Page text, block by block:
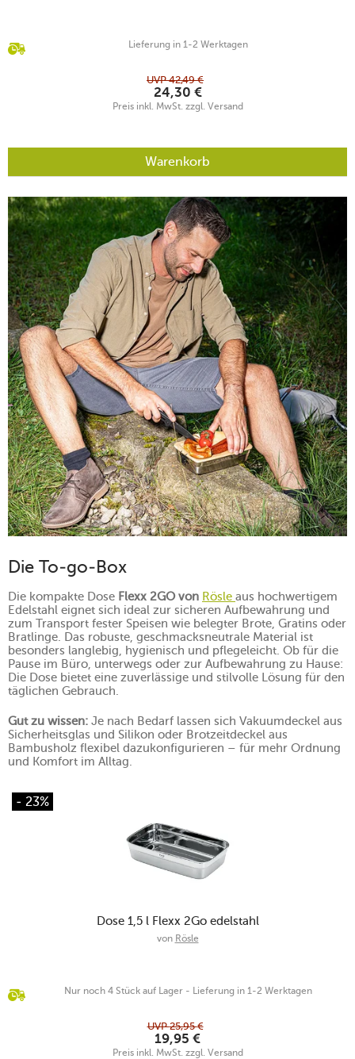
Lieferung in 1-2 Werktagen
UVP42,49 €
24,30 €
Preis inkl. MwSt. zzgl. Versand
Warenkorb
Die To-go-Box
Die kompakte Dose Flexx 2GO von Rösle aus hochwertigem
Edelstahl eignet sich ideal zur sicheren Aufbewahrung und
zum Transport fester Speisen wie belegter Brote, Gratins oder
Bratlinge. Das robuste, geschmacksneutrale Material ist
besonders langlebig, hygienisch und pflegeleicht. Ob für die
Pause im Büro, unterwegs oder zur Aufbewahrung zu Hause:
Die Dose bietet eine zuverlässige und stilvolle Lösung für den
täglichen Gebrauch.
Gut zu wissen: Je nach Bedarf lassen sich Vakuumdeckel aus
Sicherheitsglas und Silikon oder Brotzeitdeckel aus
Bambusholz flexibel dazukonfigurieren – für mehr Ordnung
und Komfort im Alltag.
- 23%
Dose 1,5 l Flexx 2Go edelstahl
von Rösle
Nur noch 4 Stück auf Lager - Lieferung in 1-2 Werktagen
UVP25,95 €
19,95 €
Preis inkl. MwSt. zzgl. Versand